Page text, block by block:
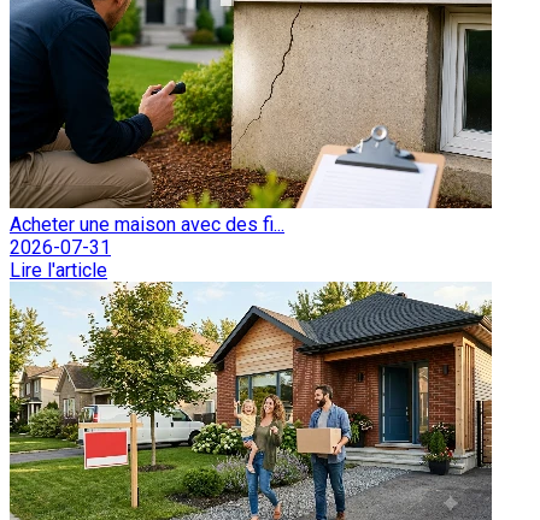
Acheter une maison avec des fi...
2026-07-31
Lire l'article